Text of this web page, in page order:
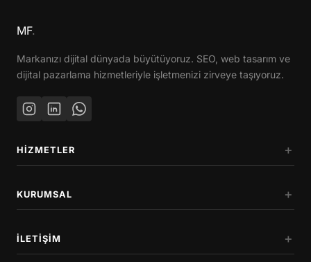
MF.
Markanızı dijital dünyada büyütüyoruz. SEO, web tasarım ve
dijital pazarlama hizmetleriyle işletmenizi zirveye taşıyoruz.
HIZMETLER
KURUMSAL
İLETIŞIM